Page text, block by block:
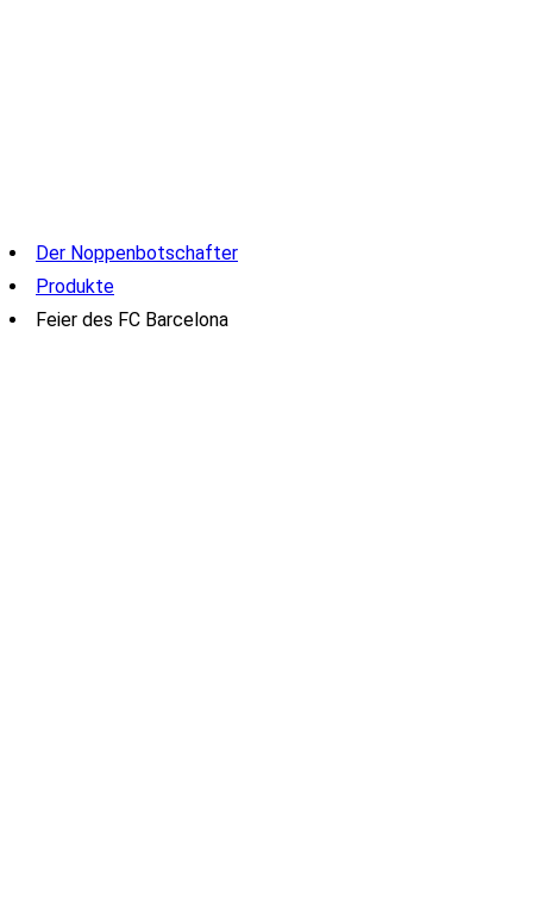
Der Noppenbotschafter
Produkte
Feier des FC Barcelona